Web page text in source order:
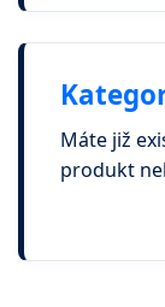
Máte již
produkt